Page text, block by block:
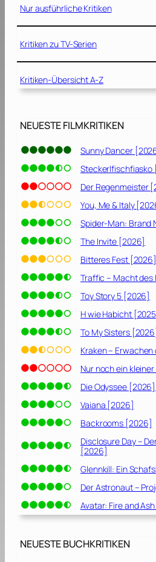
e
r
[
8
3
i
s
c
l
t
u
r
ü
c
k
[
1
9
8
0
i
s
o
I
V
E
n
e
n
e
u
H
o
f
n
u
n
g
[
1
9
7
7
]
Nur ausführliche Kritiken
Kritiken zu TV-Serien
Kritiken-Übersicht A-Z
NEUESTE FILMKRITIKEN
Sunny Dancer
Steckerlfischfiasko
Der Regenmeister
You, Me & Italy
Spider-Man: Brand
The Invite [2026]
Bitteres Fest [2026]
Traffic – Macht des
Toy Story 5 [2026]
H wie Habicht
To My Sisters [2026]
Kraken –
Nur noch ein
Die Odyssee [2026]
Vaiana [2026]
Backrooms [2026]
Disclosure Day –
[2026]
Glennkill: Ein
Der Astronaut –
Avatar: Fire and
NEUESTE BUCHKRITIKEN